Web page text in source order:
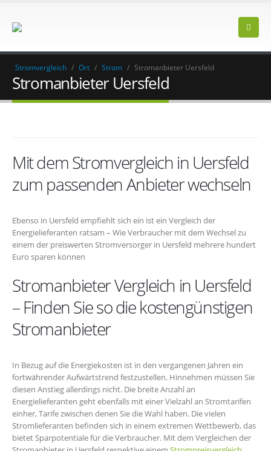
Stromvergleich / Ort / Strom / Stromanbieter Uersfeld
Stromanbieter Uersfeld
Mit dem Stromvergleich in Uersfeld
zum passenden Anbieter wechseln
Ebenso in Uersfeld empfiehlt sich ein ist ein Vergleich der
Energielieferanten ratsam – Wie Verbraucher mit dem Wechsel zu
einem der preiswerten Stromversorger in Uersfeld mehrere hundert
Euro sparen können
Stromanbieter Vergleich in Uersfeld
– Finden Sie so die kostengünstigen
Stromanbieter
In Bezug auf die Energiekosten ist in den vergangenen Jahren ein
fortwährender Aufwärtstrend festzustellen. Hinnehmen müssen Sie
diesen Anstieg allerdings nicht. Die breite Anzahl an
Energielieferanten geht ebenfalls mit einer Vielzahl an Stromtarifen
einher, Tarife zwischen denen Sie die Wahl haben. Die vielen
Stromlieferanten befinden sich in einem extremen Wettbewerb, das
bietet Sparpotentiale für die Verbraucher. Mit dem Vergleichen der